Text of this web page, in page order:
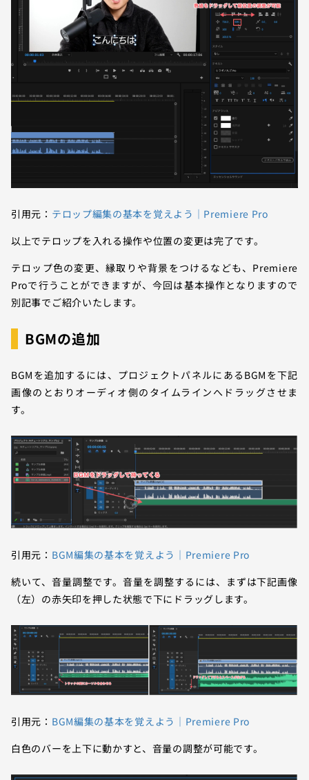
引用元： テロップ編集の基本を覚えよう｜Premiere Pro
以上でテロップを入れる操作や位置の変更は完了です。
テロップ色の変更、縁取りや背景をつけるなども、Premiere
Proで行うことができますが、今回は基本操作となりますので
別記事でご紹介いたします。
BGMの追加
BGMを追加するには、プロジェクトパネルにあるBGMを下記
画像のとおりオーディオ側のタイムラインへドラッグさせま
す。
引用元： BGM編集の基本を覚えよう｜Premiere Pro
続いて、音量調整です。音量を調整するには、まずは下記画像
（左）の赤矢印を押した状態で下にドラッグします。
引用元： BGM編集の基本を覚えよう｜Premiere Pro
白色のバーを上下に動かすと、音量の調整が可能です。